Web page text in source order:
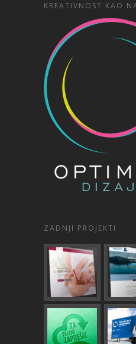
KREATIVNOST KAO
ZADNJI PROJEKTI